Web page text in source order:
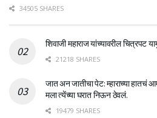
34505 SHARES
शिवाजी महाराज यांच्यावरील
21218 SHARES
जात अन जातीचा पेट: म्हाराच्या हातचं
मला त्येंच्या घरात निऊन ठेवलं.
19479 SHARES